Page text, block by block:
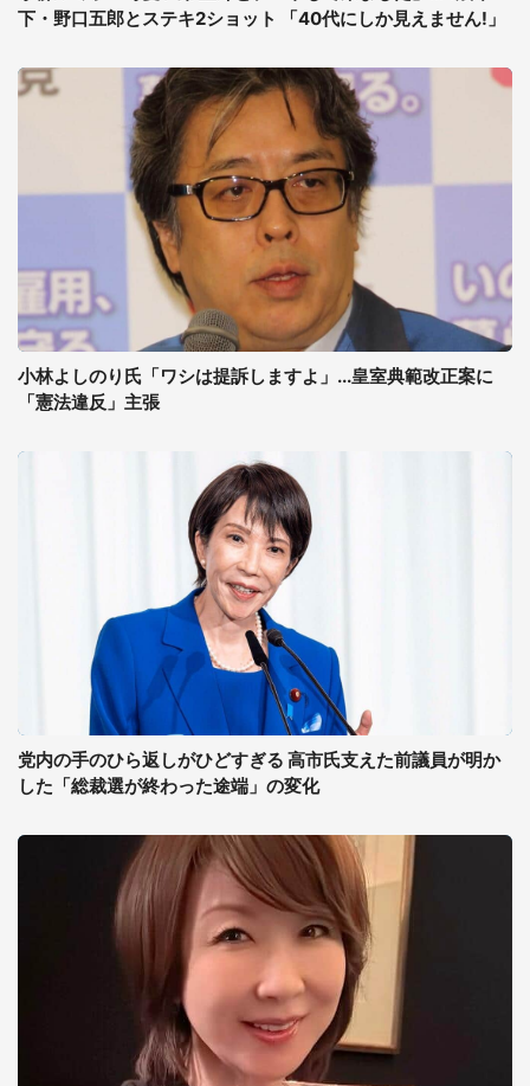
下・野口五郎とステキ2ショット 「40代にしか見えません!」
小林よしのり氏「ワシは提訴しますよ」...皇室典範改正案に
「憲法違反」主張
党内の手のひら返しがひどすぎる 高市氏支えた前議員が明か
した「総裁選が終わった途端」の変化